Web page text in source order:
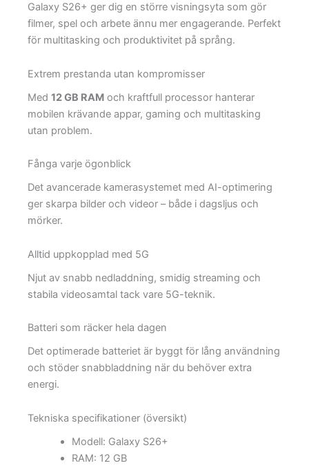
Galaxy S26+ ger dig en större visningsyta som gör
filmer, spel och arbete ännu mer engagerande. Perfekt
för multitasking och produktivitet på språng.
Extrem prestanda utan kompromisser
Med 12 GB RAM och kraftfull processor hanterar
mobilen krävande appar, gaming och multitasking
utan problem.
Fånga varje ögonblick
Det avancerade kamerasystemet med AI-optimering
ger skarpa bilder och videor – både i dagsljus och
mörker.
Alltid uppkopplad med 5G
Njut av snabb nedladdning, smidig streaming och
stabila videosamtal tack vare 5G-teknik.
Batteri som räcker hela dagen
Det optimerade batteriet är byggt för lång användning
och stöder snabbladdning när du behöver extra
energi.
Tekniska specifikationer (översikt)
Modell: Galaxy S26+
RAM: 12 GB